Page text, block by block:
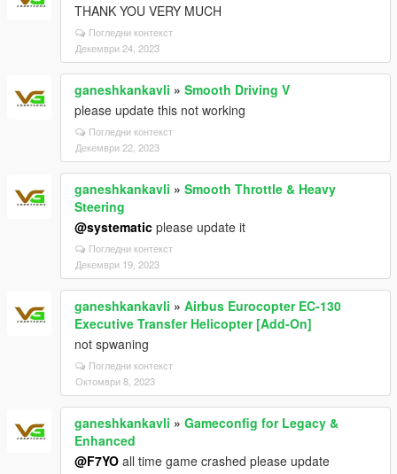
THANK YOU VERY MUCH
Погледни контекст
Декември 24, 2023
ganeshkankavli » Smooth Driving V
please update this not working
Погледни контекст
Декември 22, 2023
ganeshkankavli » Smooth Throttle & Heavy
Steering
@systematic please update it
Погледни контекст
Декември 19, 2023
ganeshkankavli » Airbus Eurocopter EC-130
Executive Transfer Helicopter [Add-On]
not spwaning
Погледни контекст
Октомври 8, 2023
ganeshkankavli » Gameconfig for Legacy &
Enhanced
@F7YO all time game crashed please update